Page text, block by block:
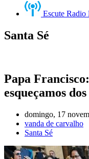
Escute Radio
Santa Sé
Papa
esqueçamos
domingo, 17
vanda de carvalho
Santa Sé